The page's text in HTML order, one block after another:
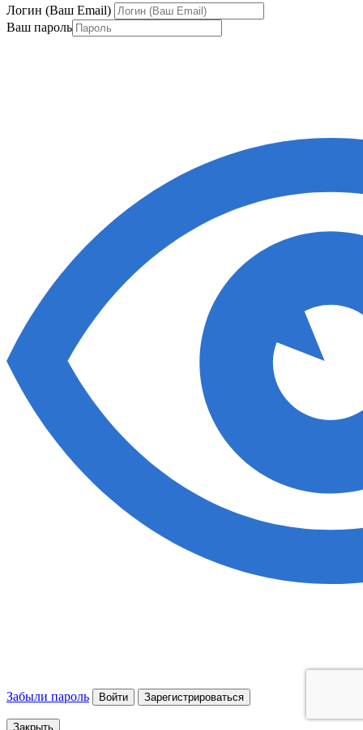
Логин (Ваш Email)
Ваш пароль
Забыли пароль Войти Зарегистрироваться
Закрыть